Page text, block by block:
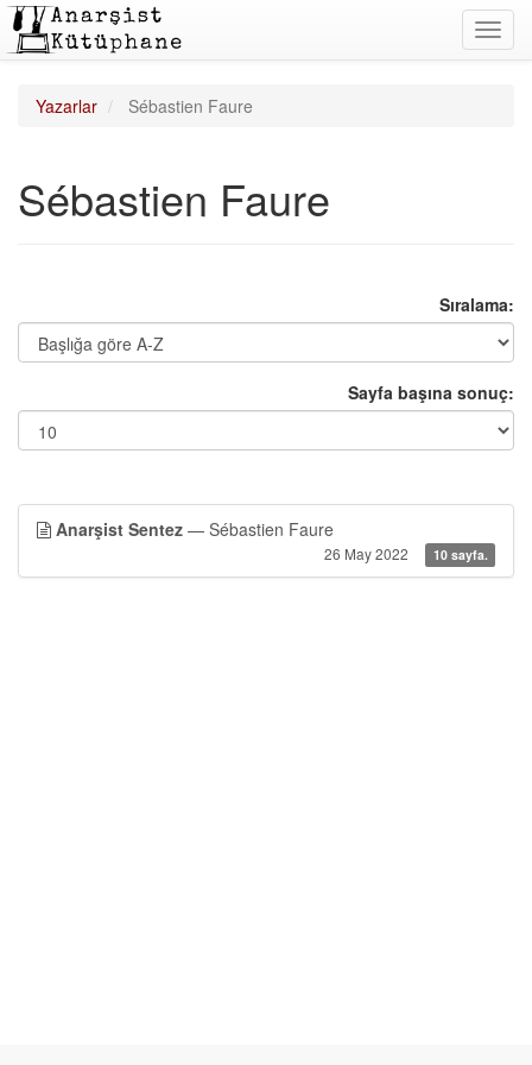
Yazarlar Sébastien Faure
Sébastien Faure
Sıralama:
Sayfa başına sonuç:
Anarşist Sentez — Sébastien Faure
26 May 2022 10 sayfa.